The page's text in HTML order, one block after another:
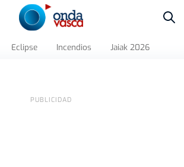
Eclipse Incendios Jaiak 2026